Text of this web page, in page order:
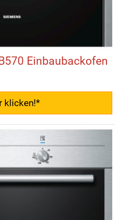
Einbaubackofen
klicken!*